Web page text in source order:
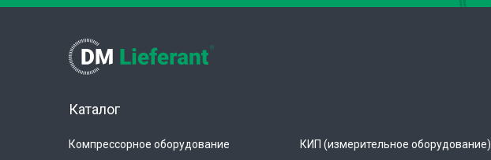
Каталог
Компрессорное оборудование
КИП (измерительное оборудование)